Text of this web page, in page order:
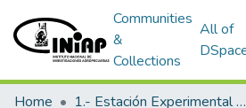
Communities
&
Collections
All of
Home
1.- Estación Experimental Santa Catalina